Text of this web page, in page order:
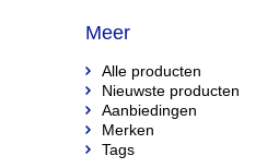
Meer
Alle producten
Nieuwste producten
Aanbiedingen
Merken
Tags